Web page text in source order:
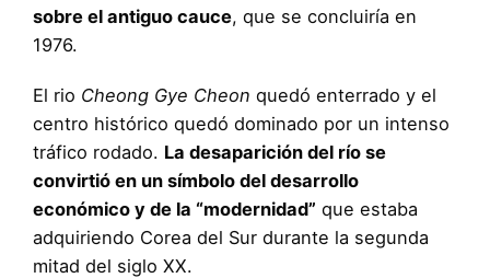
sobre el antiguo cauce, que se concluiría en
1976.
El rio Cheong Gye Cheon quedó enterrado y el
centro histórico quedó dominado por un intenso
tráfico rodado. La desaparición del río se
convirtió en un símbolo del desarrollo
económico y de la “modernidad” que estaba
adquiriendo Corea del Sur durante la segunda
mitad del siglo XX.